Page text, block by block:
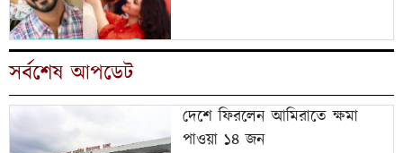
সর্বশেষ আপডেট
দেশে ফিরলেন আমিরাতে ক্ষমা
পাওয়া ১৪ জন